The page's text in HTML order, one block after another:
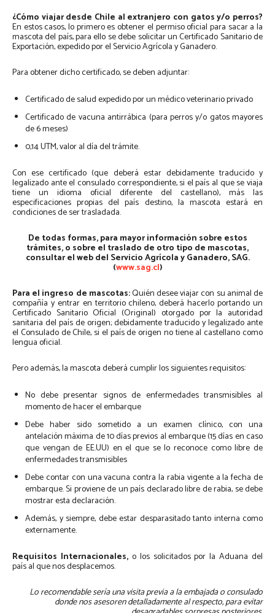
¿Cómo viajar desde Chile al extranjero con gatos y/o perros?
En estos casos, lo primero es obtener el permiso oficial para sacar a la
mascota del país, para ello se debe solicitar un Certificado Sanitario de
Exportación, expedido por el Servicio Agrícola y Ganadero.
Para obtener dicho certificado, se deben adjuntar:
Certificado de salud expedido por un médico veterinario privado
Certificado de vacuna antirrábica (para perros y/o gatos mayores
de 6 meses)
0,14 UTM, valor al día del trámite.
Con ese certificado (que deberá estar debidamente traducido y
legalizado ante el consulado correspondiente, si el país al que se viaja
tiene un idioma oficial diferente del castellano), más las
especificaciones propias del país destino, la mascota estará en
condiciones de ser trasladada.
De todas formas, para mayor información sobre estos
trámites, o sobre el traslado de otro tipo de mascotas,
consultar el web del Servicio Agrícola y Ganadero, SAG.
(www.sag.cl)
Para el ingreso de mascotas:Quién desee viajar con su animal de
compañía y entrar en territorio chileno, deberá hacerlo portando un
Certificado Sanitario Oficial (Original) otorgado por la autoridad
sanitaria del país de origen; debidamente traducido y legalizado ante
el Consulado de Chile, si el país de origen no tiene al castellano como
lengua oficial.
Pero además, la mascota deberá cumplir los siguientes requisitos:
No debe presentar signos de enfermedades transmisibles al
momento de hacer el embarque
Debe haber sido sometido a un examen clínico, con una
antelación máxima de 10 días previos al embarque (15 días en caso
que vengan de EE.UU) en el que se lo reconoce como libre de
enfermedades transmisibles
Debe contar con una vacuna contra la rabia vigente a la fecha de
embarque. Si proviene de un país declarado libre de rabia, se debe
mostrar esta declaración.
Además, y siempre, debe estar desparasitado tanto interna como
externamente.
Requisitos Internacionales, o los solicitados por la Aduana del
país al que nos desplacemos.
Lo recomendable sería una visita previa a la embajada o consulado
donde nos asesoren detalladamente al respecto, para evitar